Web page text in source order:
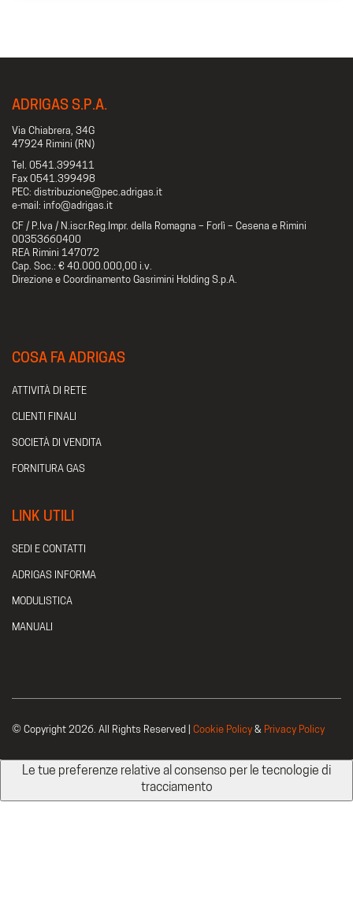
ADRIGAS S.P.A.
Via Chiabrera, 34G
47924 Rimini (RN)
Tel. 0541.399411
Fax 0541.399498
PEC: distribuzione@pec.adrigas.it
e-mail: info@adrigas.it
CF / P.Iva / N.iscr.Reg.Impr. della Romagna – Forlì – Cesena e Rimini
00353660400
REA Rimini 147072
Cap. Soc.: € 40.000.000,00 i.v.
Direzione e Coordinamento Gasrimini Holding S.p.A.
COSA FA ADRIGAS
ATTIVITÀ DI RETE
CLIENTI FINALI
SOCIETÀ DI VENDITA
FORNITURA GAS
LINK UTILI
SEDI E CONTATTI
ADRIGAS INFORMA
MODULISTICA
MANUALI
© Copyright 2026. All Rights Reserved | Cookie Policy& Privacy Policy
Le tue preferenze relative al consenso per le tecnologie di
tracciamento